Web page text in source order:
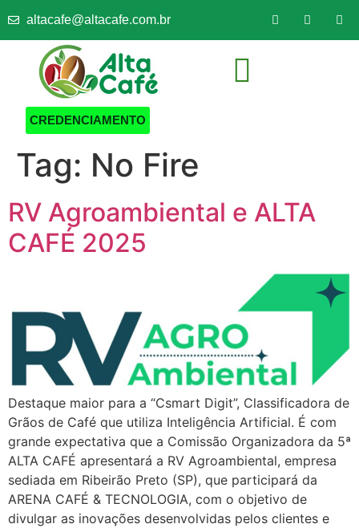
altacafe@altacafe.com.br
CREDENCIAMENTO
Tag: No Fire
RV Agroambiental e ALTA
CAFÉ 2025
Destaque maior para a “Csmart Digit”, Classificadora de
Grãos de Café que utiliza Inteligência Artificial. É com
grande expectativa que a Comissão Organizadora da 5ª
ALTA CAFÉ apresentará a RV Agroambiental, empresa
sediada em Ribeirão Preto (SP), que participará da
ARENA CAFÉ & TECNOLOGIA, com o objetivo de
divulgar as inovações desenvolvidas pelos clientes e